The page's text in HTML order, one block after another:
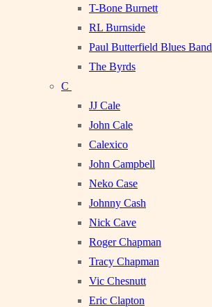
T-Bone Burnett
RL Burnside
Paul Butterfield Blues Band
The Byrds
C
JJ Cale
John Cale
Calexico
John Campbell
Neko Case
Johnny Cash
Nick Cave
Roger Chapman
Tracy Chapman
Vic Chesnutt
Eric Clapton